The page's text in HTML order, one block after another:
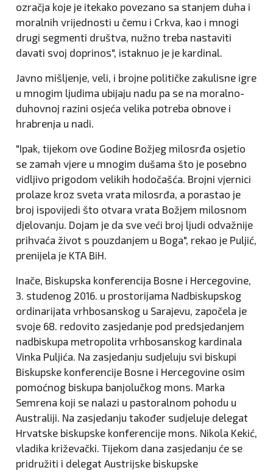
ozračja koje je itekako povezano sa stanjem duha i
moralnih vrijednosti u čemu i Crkva, kao i mnogi
drugi segmenti društva, nužno treba nastaviti
davati svoj doprinos", istaknuo je je kardinal.
Javno mišljenje, veli, i brojne političke zakulisne igre
u mnogim ljudima ubijaju nadu pa se na moralno-
duhovnoj razini osjeća velika potreba obnove i
hrabrenja u nadi.
"Ipak, tijekom ove Godine Božjeg milosrđa osjetio
se zamah vjere u mnogim dušama što je posebno
vidljivo prigodom velikih hodočašća. Brojni vjernici
prolaze kroz sveta vrata milosrđa, a porastao je
broj ispovijedi što otvara vrata Božjem milosnom
djelovanju. Dojam je da sve veći broj ljudi odvažnije
prihvaća život s pouzdanjem u Boga", rekao je Puljić,
prenijela je KTA BiH.
Inače, Biskupska konferencija Bosne i Hercegovine,
3. studenog 2016. u prostorijama Nadbiskupskog
ordinarijata vrhbosanskog u Sarajevu, započela je
svoje 68. redovito zasjedanje pod predsjedanjem
nadbiskupa metropolita vrhbosanskog kardinala
Vinka Puljića. Na zasjedanju sudjeluju svi biskupi
Biskupske konferencije Bosne i Hercegovine osim
pomoćnog biskupa banjolučkog mons. Marka
Semrena koji se nalazi u pastoralnom pohodu u
Australiji. Na zasjedanju također sudjeluje delegat
Hrvatske biskupske konferencije mons. Nikola Kekić,
vladika križevački. Tijekom dana zasjedanju će se
pridružiti i delegat Austrijske biskupske